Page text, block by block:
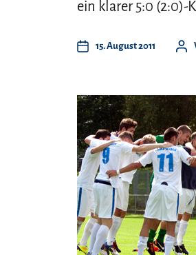
ein klarer 5:0 (2:0)-
15. August 2011